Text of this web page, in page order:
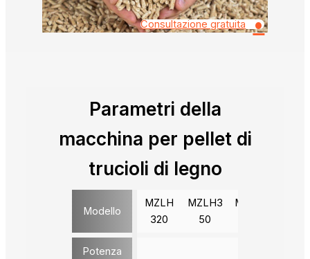
Consultazione gratuita •
Parametri della
macchina per pellet di
trucioli di legno
Modello
MZLH
320
MZLH3
50
MZLH4
Potenza